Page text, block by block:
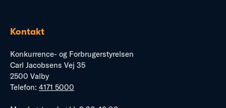
Kontakt
Konkurrence- og Forbrugerstyrelsen
Carl Jacobsens Vej 35
2500 Valby
Telefon: 4171 5000